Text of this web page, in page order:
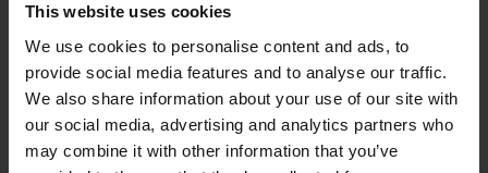
This website uses cookies
We use cookies to personalise content and ads, to
provide social media features and to analyse our traffic.
We also share information about your use of our site with
our social media, advertising and analytics partners who
may combine it with other information that you’ve